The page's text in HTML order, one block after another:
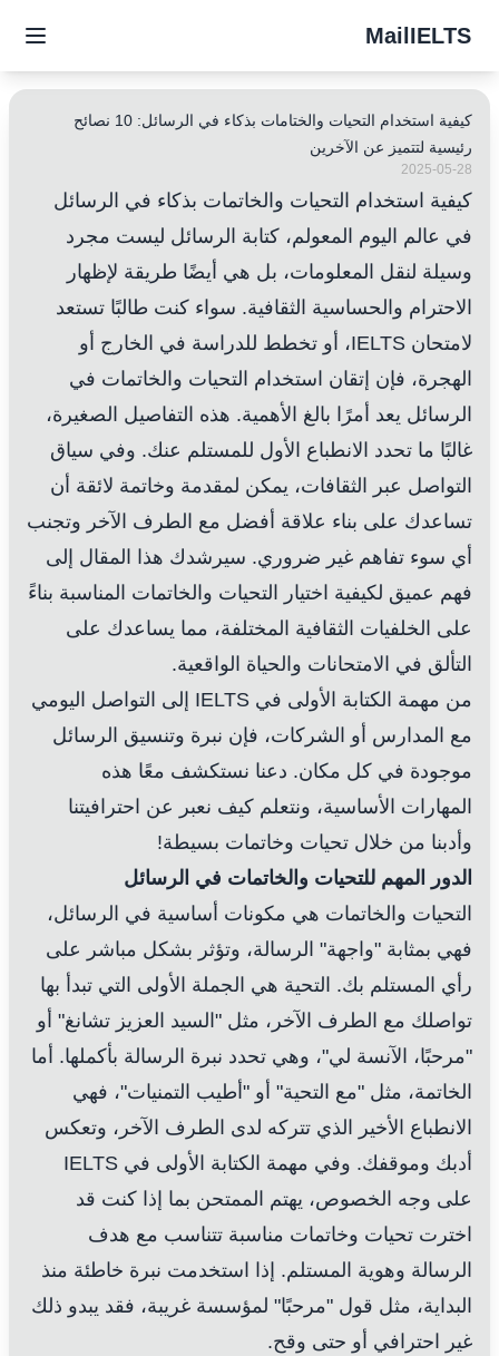
MailIELTS
كيفية استخدام التحيات والختامات بذكاء في الرسائل: 10 نصائح
رئيسية لتتميز عن الآخرين
2025-05-28
كيفية استخدام التحيات والخاتمات بذكاء في الرسائل
في عالم اليوم المعولم، كتابة الرسائل ليست مجرد
وسيلة لنقل المعلومات، بل هي أيضًا طريقة لإظهار
الاحترام والحساسية الثقافية. سواء كنت طالبًا تستعد
لامتحان IELTS، أو تخطط للدراسة في الخارج أو
الهجرة، فإن إتقان استخدام التحيات والخاتمات في
الرسائل يعد أمرًا بالغ الأهمية. هذه التفاصيل الصغيرة،
غالبًا ما تحدد الانطباع الأول للمستلم عنك. وفي سياق
التواصل عبر الثقافات، يمكن لمقدمة وخاتمة لائقة أن
تساعدك على بناء علاقة أفضل مع الطرف الآخر وتجنب
أي سوء تفاهم غير ضروري. سيرشدك هذا المقال إلى
فهم عميق لكيفية اختيار التحيات والخاتمات المناسبة بناءً
على الخلفيات الثقافية المختلفة، مما يساعدك على
التألق في الامتحانات والحياة الواقعية.
من مهمة الكتابة الأولى في IELTS إلى التواصل اليومي
مع المدارس أو الشركات، فإن نبرة وتنسيق الرسائل
موجودة في كل مكان. دعنا نستكشف معًا هذه
المهارات الأساسية، ونتعلم كيف نعبر عن احترافيتنا
وأدبنا من خلال تحيات وخاتمات بسيطة!
الدور المهم للتحيات والخاتمات في الرسائل
التحيات والخاتمات هي مكونات أساسية في الرسائل،
فهي بمثابة "واجهة" الرسالة، وتؤثر بشكل مباشر على
رأي المستلم بك. التحية هي الجملة الأولى التي تبدأ بها
تواصلك مع الطرف الآخر، مثل "السيد العزيز تشانغ" أو
"مرحبًا، الآنسة لي"، وهي تحدد نبرة الرسالة بأكملها. أما
الخاتمة، مثل "مع التحية" أو "أطيب التمنيات"، فهي
الانطباع الأخير الذي تتركه لدى الطرف الآخر، وتعكس
أدبك وموقفك. وفي مهمة الكتابة الأولى في IELTS
على وجه الخصوص، يهتم الممتحن بما إذا كنت قد
اخترت تحيات وخاتمات مناسبة تتناسب مع هدف
الرسالة وهوية المستلم. إذا استخدمت نبرة خاطئة منذ
البداية، مثل قول "مرحبًا" لمؤسسة غريبة، فقد يبدو ذلك
غير احترافي أو حتى وقح.